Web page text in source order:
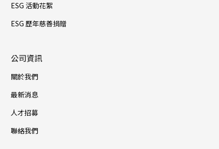
ESG 活動花絮
ESG 歷年慈善捐贈
公司資訊
關於我們
最新消息
人才招募
聯絡我們